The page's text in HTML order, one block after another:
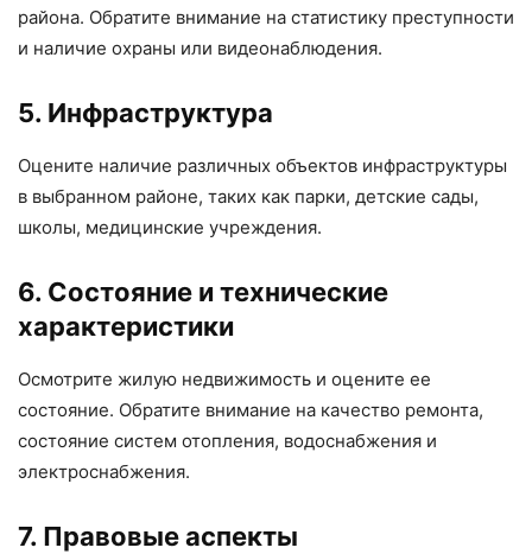
района. Обратите внимание на статистику преступности
и наличие охраны или видеонаблюдения.
5. Инфраструктура
Оцените наличие различных объектов инфраструктуры
в выбранном районе, таких как парки, детские сады,
школы, медицинские учреждения.
6. Состояние и технические
характеристики
Осмотрите жилую недвижимость и оцените ее
состояние. Обратите внимание на качество ремонта,
состояние систем отопления, водоснабжения и
электроснабжения.
7. Правовые аспекты